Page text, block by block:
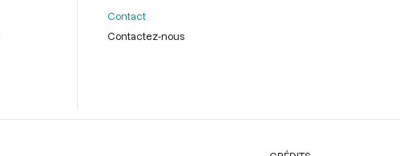
Contact
Contactez-nous